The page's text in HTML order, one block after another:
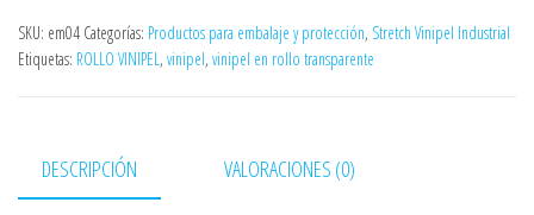
SKU: em04 Categorías: Productos para embalaje y protección, Stretch Vinipel Industrial
Etiquetas: ROLLO VINIPEL, vinipel, vinipel en rollo transparente
DESCRIPCIÓN VALORACIONES (0)